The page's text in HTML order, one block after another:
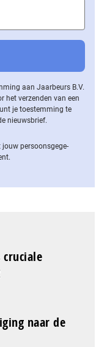
aan Jaarbeurs B.V.
het verzenden van een
je toestemming te
nieuwsbrief.
jouw per­soons­ge­ge­
naar de